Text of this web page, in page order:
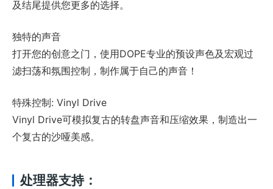
及结尾提供您更多的选择。
独特的声音
打开您的创意之门，使用DOPE专业的预设声色及宏观过
滤扫荡和氛围控制，制作属于自己的声音！
特殊控制: Vinyl Drive
Vinyl Drive可模拟复古的转盘声音和压缩效果，制造出一
个复古的沙哑美感。
处理器支持：